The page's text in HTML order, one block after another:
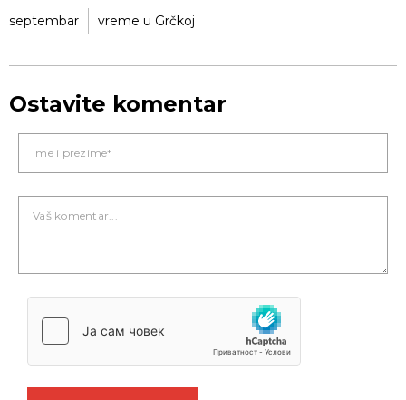
septembar vreme u Grčkoj
Ostavite komentar